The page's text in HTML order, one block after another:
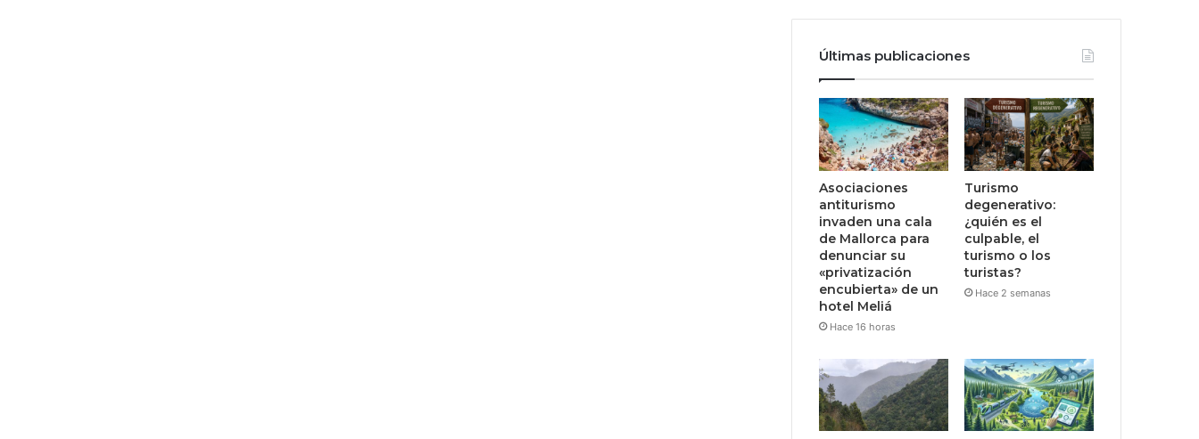
Últimas publicaciones
Asociaciones
antiturismo
invaden una cala
de Mallorca para
denunciar su
«privatización
encubierta» de un
hotel Meliá
Hace 16 horas
Turismo
degenerativo:
¿quién es el
culpable, el
turismo o los
turistas?
Hace 2 semanas